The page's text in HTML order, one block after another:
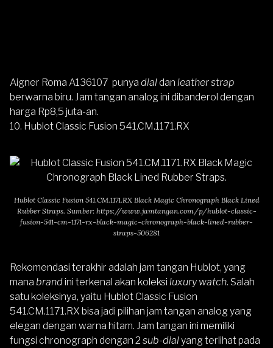
Aigner Roma A136107 punya dialdan leather strap
berwarna biru. Jam tangan analog ini dibanderol dengan
harga Rp8,5 juta-an.
10. Hublot Classic Fusion 541.CM.1171.RX
Hublot Classic Fusion 541.CM.1171.RX Black Magic Chronograph Black Lined
Rubber Straps. Sumber: https://www.jamtangan.com/p/hublot-classic-
fusion-541-cm-1171-rx-black-magic-chronograph-black-lined-rubber-
straps-506281
Rekomendasi terakhir adalah jam tangan Hublot, yang
mana brandini terkenal akan koleksi luxury watch. Salah
satu koleksinya, yaitu Hublot Classic Fusion
541.CM.1171.RX bisa jadi pilihan jam tangan analog yang
elegan dengan warna hitam. Jam tangan ini memiliki
fungsi chronograph dengan 2 sub-dialyang terlihat pada